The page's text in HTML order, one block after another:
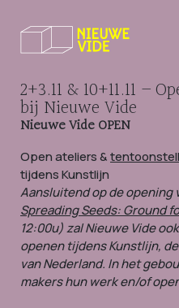
2+3.11 & 10+11.11 –
bij Nieuwe Vide
Nieuwe Vide OPEN
Open ateliers &
tijdens Kunstlijn
Aansluitend op de
Spreading Seeds: Ground
12:00u) zal Nieuwe Vide
openen tijdens Kunstlijn,
van Nederland. In het
makers hun werk en/of